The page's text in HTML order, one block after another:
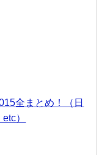
全まとめ！（日
）